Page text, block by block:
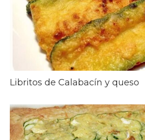
Libritos de Calabacín y queso